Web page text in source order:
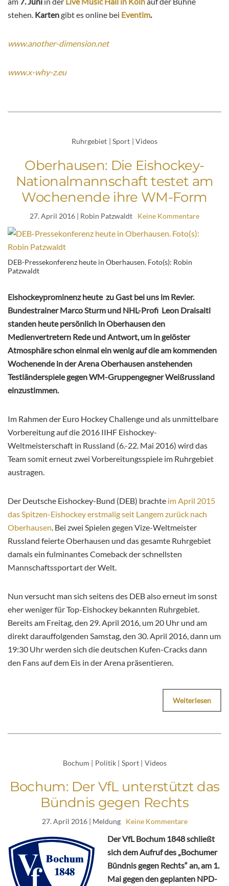
stehen. Kartengibt es online bei Eventim.
www.another-dimension.net
www.x-why-z.eu
Ruhrgebiet | Sport | Videos
Oberhausen: Die Eishockey-
Nationalmannschaft testet am
Wochenende ihre WM-Form
27. April 2016 | Robin Patzwaldt Keine Kommentare
DEB-Pressekonferenz heute in Oberhausen. Foto(s): Robin
Patzwaldt
Eishockeyprominenz heute zu Gast bei uns im Revier.
Bundestrainer Marco Sturm und NHL-Profi Leon Draisaitl
standen heute persönlich in Oberhausen den
Medienvertretern Rede und Antwort, um in gelöster
Atmosphäre schon einmal ein wenig auf die am kommenden
Wochenende in der Arena Oberhausen anstehenden
Testländerspiele gegen WM-Gruppengegner Weißrussland
einzustimmen.
Im Rahmen der Euro Hockey Challenge und als unmittelbare
Vorbereitung auf die 2016 IIHF Eishockey-
Weltmeisterschaft in Russland (6.-22. Mai 2016) wird das
Team somit erneut zwei Vorbereitungsspiele im Ruhrgebiet
austragen.
Der Deutsche Eishockey-Bund (DEB) brachte im April 2015
das Spitzen-Eishockey erstmalig seit Langem zurück nach
Oberhausen . Bei zwei Spielen gegen Vize-Weltmeister
Russland feierte Oberhausen und das gesamte Ruhrgebiet
damals ein fulminantes Comeback der schnellsten
Mannschaftssportart der Welt.
Nun versucht man sich seitens des DEB also erneut im sonst
eher weniger für Top-Eishockey bekannten Ruhrgebiet.
Bereits am Freitag, den 29. April 2016, um 20 Uhr und am
direkt darauffolgenden Samstag, den 30. April 2016, dann um
19:30 Uhr werden sich die deutschen Kufen-Cracks dann
den Fans auf dem Eis in der Arena präsentieren.
Weiterlesen
Bochum | Politik | Sport | Videos
Bochum: Der VfL unterstützt das
Bündnis gegen Rechts
27. April 2016| Meldung Keine Kommentare
Der VfL Bochum 1848 schließt
sich dem Aufruf des „Bochumer
Bündnis gegen Rechts“ an, am 1.
Mai gegen den geplanten NPD-